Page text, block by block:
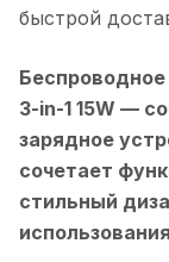
быстрой
Беспроводное
3-in-1 15W —
зарядное
сочетает
стильный